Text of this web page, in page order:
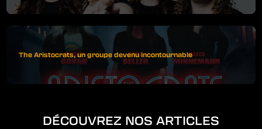
The Aristocrats, un groupe devenu incontournable
DÉCOUVREZ NOS ARTICLES